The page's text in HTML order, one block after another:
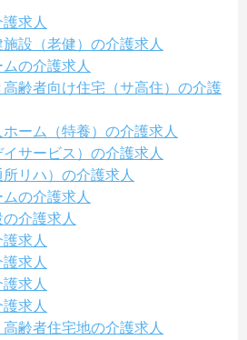
求人
設（老健）の介護求人
の介護求人
齢者向け住宅（サ高住）の介護
ーム（特養）の介護求人
サービス）の介護求人
リハ）の介護求人
の介護求人
介護求人
求人
求人
求人
求人
齢者住宅地の介護求人